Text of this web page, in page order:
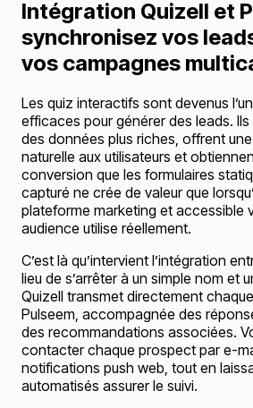
Intégration Quizell et
synchronisez vos
vos campagnes
Les quiz interactifs sont devenus
efficaces pour générer des leads.
des données plus riches, offrent
naturelle aux utilisateurs et
conversion que les formulaires
capturé ne crée de valeur que
plateforme marketing et accessible
audience utilise réellement.
C’est là qu’intervient l’intégration
lieu de s’arrêter à un simple nom et
Quizell transmet directement
Pulseem, accompagnée des
des recommandations associées.
contacter chaque prospect par e-
notifications push web, tout en
automatisés assurer le suivi.